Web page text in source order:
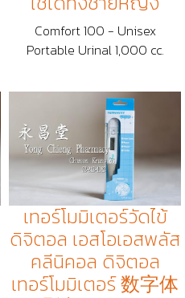
Comfort 100 - Unisex
Portable Urinal 1,000 cc.
เทอร์โมมิเตอร์วัดไข้
ดิจิตอล เอสโอเอสพลัส
คลีนิคอล ดิจิตอล
เทอร์โมมิเตอร์ 数字体